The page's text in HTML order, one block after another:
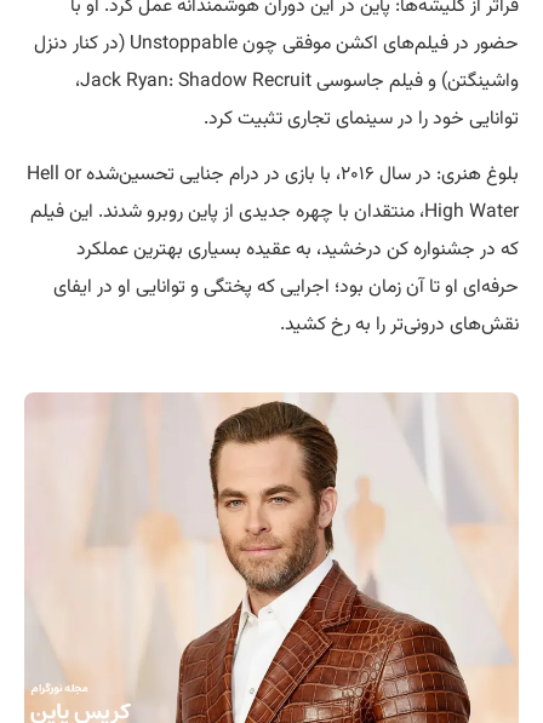
حضور در فیلم‌های اکشن موفقی چون Unstoppable (در کنار دنزل
واشینگتن) و فیلم جاسوسی Jack Ryan: Shadow Recruit،
توانایی خود را در سینمای تجاری تثبیت کرد.
بلوغ هنری: در سال ۲۰۱۶، با بازی در درام جنایی تحسین‌شده Hell or
High Water، منتقدان با چهره جدیدی از پاین روبرو شدند. این فیلم
که در جشنواره کن درخشید، به عقیده بسیاری بهترین عملکرد
حرفه‌ای او تا آن زمان بود؛ اجرایی که پختگی و توانایی او در ایفای
نقش‌های درونی‌تر را به رخ کشید.